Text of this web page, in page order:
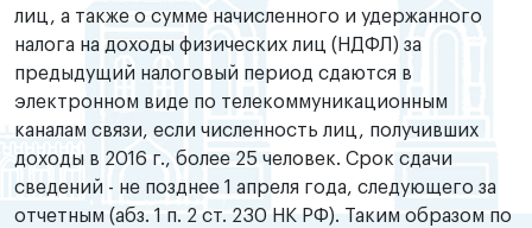
лиц, а также о сумме начисленного и удержанного
налога на доходы физических лиц (НДФЛ) за
предыдущий налоговый период сдаются в
электронном виде по телекоммуникационным
каналам связи, если численность лиц, получивших
доходы в 2016 г., более 25 человек. Срок сдачи
сведений - не позднее 1 апреля года, следующего за
отчетным (абз. 1 п. 2 ст. 230 НК РФ). Таким образом по